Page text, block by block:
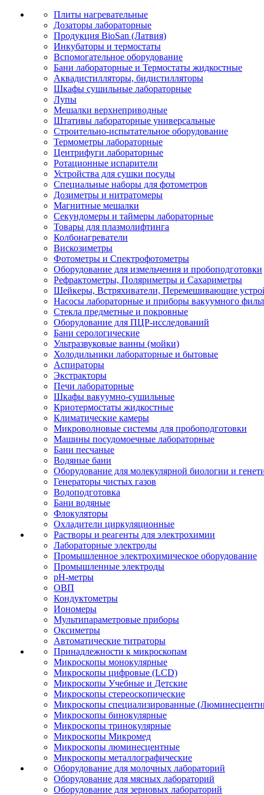
Плиты нагревательные
Дозаторы лабораторные
Продукция BioSan (Латвия)
Инкубаторы и термостаты
Вспомогательное оборудование
Бани лабораторные и Термостаты жидкостные
Аквадистилляторы, бидистилляторы
Шкафы сушильные лабораторные
Лупы
Мешалки верхнеприводные
Штативы лабораторные универсальные
Строительно-испытательное оборудование
Термометры лабораторные
Центрифуги лабораторные
Ротационные испарители
Устройства для сушки посуды
Специальные наборы для фотометров
Дозиметры и нитратомеры
Магнитные мешалки
Секундомеры и таймеры лабораторные
Товары для плазмолифтинга
Колбонагреватели
Вискозиметры
Фотометры и Спектрофотометры
Оборудование для измельчения и пробоподготовки
Рефрактометры, Поляриметры и Сахариметры
Шейкеры, Встряхиватели, Перемешивающие
Насосы лабораторные и приборы вакуумного
Стекла предметные и покровные
Оборудование для ПЦР-исследований
Бани серологические
Ультразвуковые ванны (мойки)
Холодильники лабораторные и бытовые
Аспираторы
Экстракторы
Печи лабораторные
Шкафы вакуумно-сушильные
Криотермостаты жидкостные
Климатические камеры
Микроволновые системы для пробоподготовки
Машины посудомоечные лабораторные
Бани песчаные
Водяные бани
Оборудование для молекулярной биологии и
Генераторы чистых газов
Водоподготовка
Бани водяные
Флокуляторы
Охладители циркуляционные
Растворы и реагенты для электрохимии
Лабораторные электроды
Промышленное электрохимическое оборудование
Промышленные электроды
pH-метры
ОВП
Кондуктометры
Иономеры
Мультипараметровые приборы
Оксиметры
Автоматические титраторы
Принадлежности к микроскопам
Микроскопы монокулярные
Микроскопы цифровые (LCD)
Микроскопы Учебные и Детские
Микроскопы стереоскопические
Микроскопы специализированные
Микроскопы бинокулярные
Микроскопы тринокулярные
Микроскопы Микромед
Микроскопы люминесцентные
Микроскопы металлографические
Оборудование для молочных лабораторий
Оборудование для мясных лабораторий
Оборудование для зерновых лабораторий